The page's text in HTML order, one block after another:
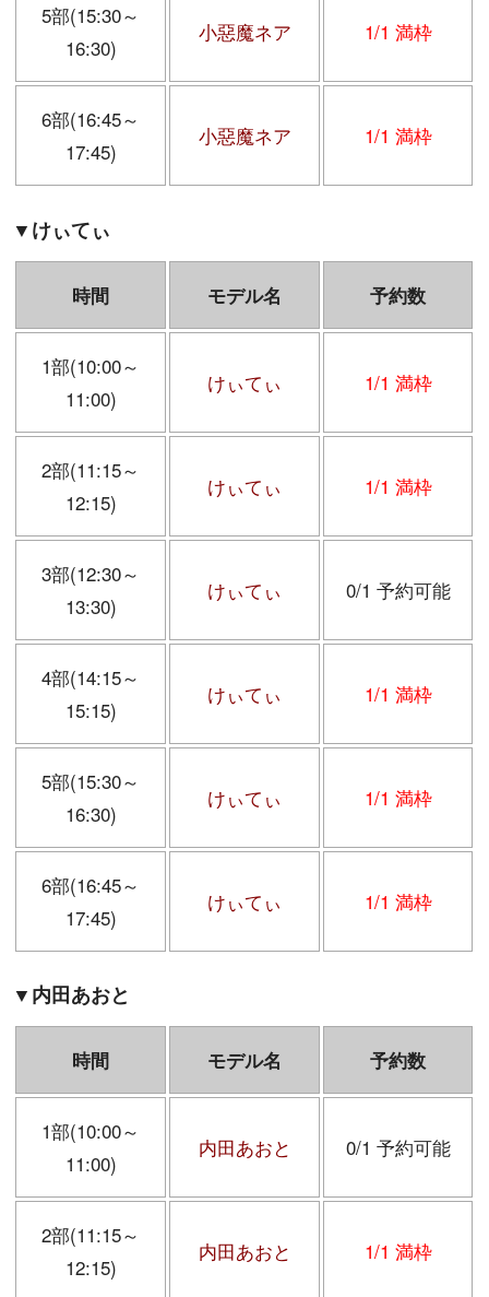
5部(15:30～
16:30)
小惡魔ネア 1/1 満枠
6部(16:45～
17:45)
小惡魔ネア 1/1 満枠
▼けぃてぃ
時間 モデル名 予約数
1部(10:00～
11:00)
けぃてぃ 1/1 満枠
2部(11:15～
12:15)
けぃてぃ 1/1 満枠
3部(12:30～
13:30)
けぃてぃ 0/1 予約可能
4部(14:15～
15:15)
けぃてぃ 1/1 満枠
5部(15:30～
16:30)
けぃてぃ 1/1 満枠
6部(16:45～
17:45)
けぃてぃ 1/1 満枠
▼内田あおと
時間 モデル名 予約数
1部(10:00～
11:00)
内田あおと 0/1 予約可能
2部(11:15～
12:15)
内田あおと 1/1 満枠